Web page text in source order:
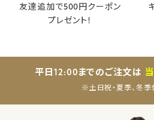
友達追加で500円クーポン
プレゼント！
平日12:00までのご注文は
※土日祝・夏季、冬季